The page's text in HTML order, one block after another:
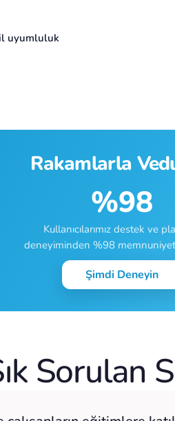
uyumluluk
Rakamlarla
%98
Kullanıcılarımız destek ve
deneyiminden %98
Şimdi Deneyin
Sorulan